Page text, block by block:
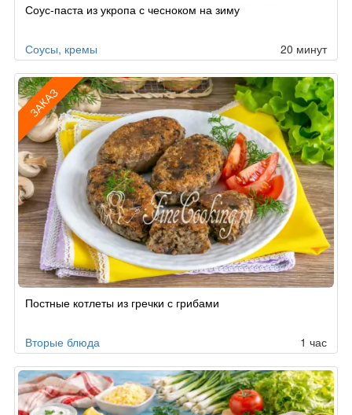
Соус-паста из укропа с чесноком на зиму
Соусы, кремы 20 минут
ЗАКАЗ
поПостные котлеты из гречки с грибами
Вторые блюда 1 час